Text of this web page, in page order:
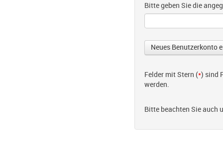
Bitte geben Sie die
Felder mit Stern (*) sind
werden.
Bitte beachten Sie auch